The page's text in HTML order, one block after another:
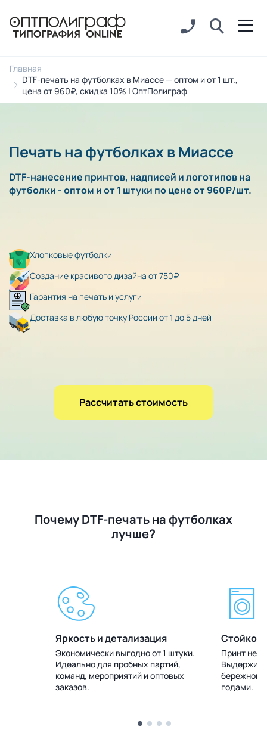
Главная
DTF-печать на футболках в Миассе — оптом и от 1 шт.,
цена от 960₽, скидка 10% | ОптПолиграф
Печать на футболках в Миассе
DTF-нанесение принтов, надписей и логотипов на
футболки - оптом и от 1 штуки по цене от 960₽/шт.
Хлопковые футболки
Создание красивого дизайна от 750₽
Гарантия на печать и услуги
Доставка в любую точку России от 1 до 5 дней
Рассчитать стоимость
Почему DTF-печать на футболках
лучше?
Яркость и детализация
Экономически выгодно от 1 штуки.
Идеально для пробных партий,
команд, мероприятий и оптовых
заказов.
Принт не
бережном
годами.